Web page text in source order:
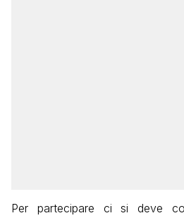
Per partecipare ci si deve